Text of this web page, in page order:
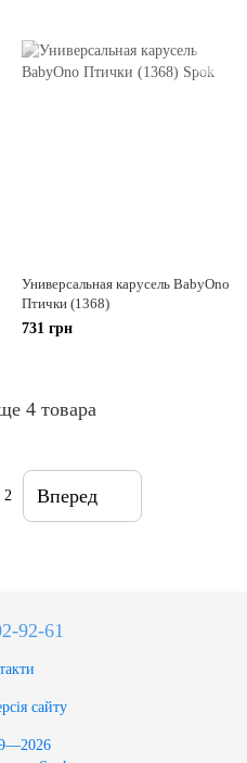
Универсальная карусель BabyOno
Птички (1368)
731 грн
4 товара
2 Вперед
92-61
сайту